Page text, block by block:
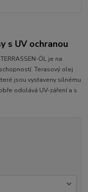
s UV ochranou
ÖL je na
Terasový olej
jsou vystaveny silnému
odolává UV-záření a s